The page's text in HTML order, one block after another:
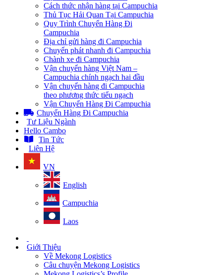
Cách thức nhận hàng tại Campuchia
Thủ Tục Hải Quan Tại Campuchia
Quy Trình Chuyển Hàng Đi
Campuchia
Địa chỉ gửi hàng đi Campuchia
Chuyển phát nhanh đi Campuchia
Chành xe đi Campuchia
Vận chuyển hàng Việt Nam –
Campuchia chính ngạch hai đầu
Vận chuyển hàng đi Campuchia
theo phương thức tiểu ngạch
Vận Chuyển Hàng Đi Campuchia
Chuyển Hàng Đi Campuchia
Tư Liệu Ngành
Hello Cambo
Tin Tức
Liên Hệ
VN
English
Campuchia
Laos
Giới Thiệu
Về Mekong Logistics
Câu chuyện Mekong Logistics